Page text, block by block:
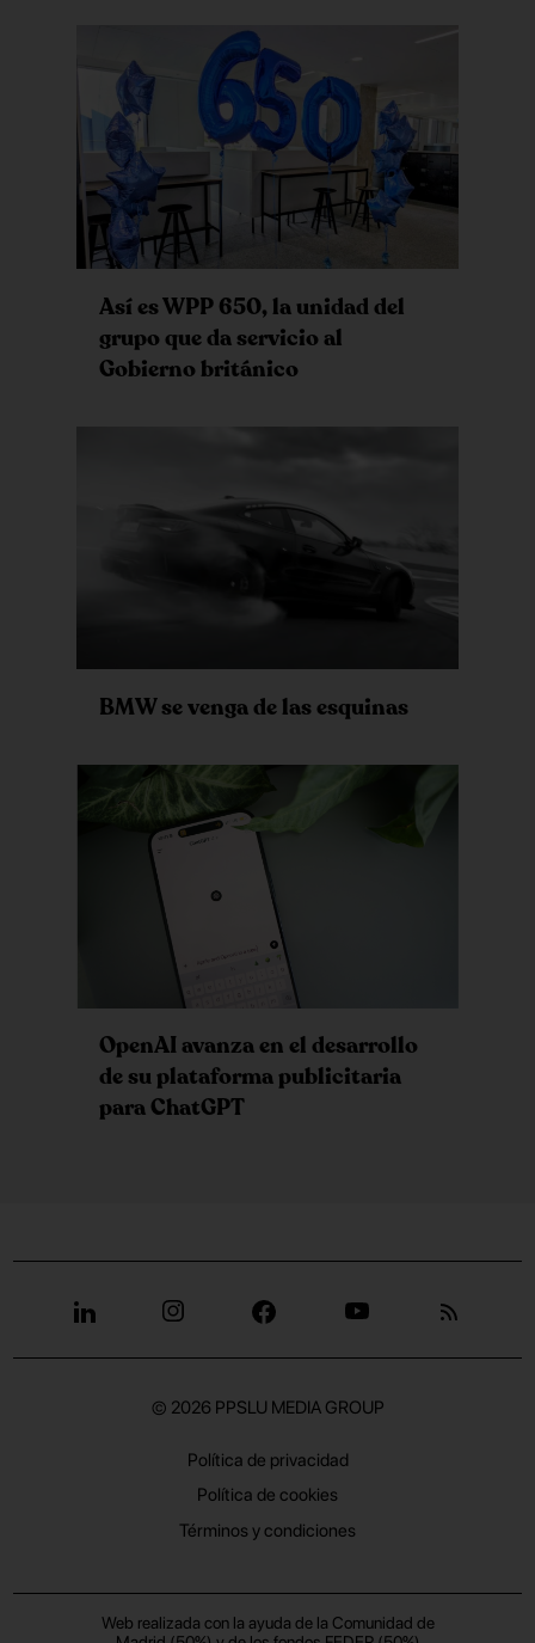
Así es WPP 650, la unidad del
grupo que da servicio al
Gobierno británico
BMW se venga de las esquinas
OpenAI avanza en el desarrollo
de su plataforma publicitaria
para ChatGPT
© 2026 PPSLU MEDIA GROUP
Política de privacidad
Política de cookies
Términos y condiciones
Web realizada con la ayuda de la Comunidad de